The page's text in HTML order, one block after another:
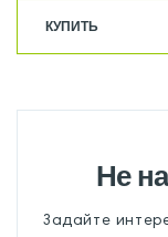
КУПИТЬ
Не
Задайте